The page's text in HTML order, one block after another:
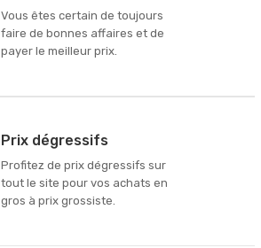
Vous êtes certain de toujours
faire de bonnes affaires et de
payer le meilleur prix.
Prix dégressifs
Profitez de prix dégressifs sur
tout le site pour vos achats en
gros à prix grossiste.